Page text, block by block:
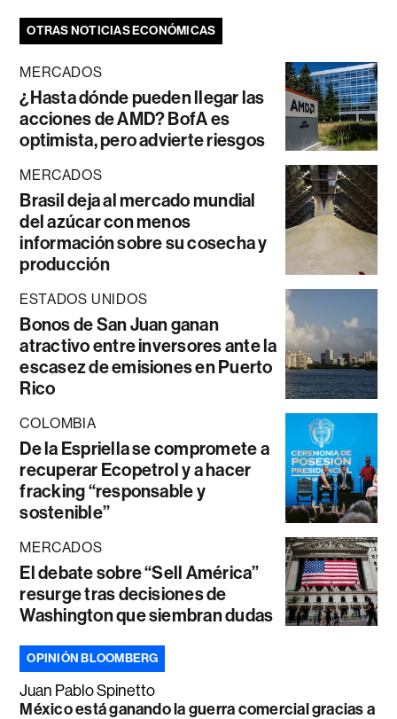
OTRAS NOTICIAS ECONÓMICAS
MERCADOS
¿Hasta dónde pueden llegar las
acciones de AMD? BofA es
optimista, pero advierte riesgos
MERCADOS
Brasil deja al mercado mundial
del azúcar con menos
información sobre su cosecha y
producción
ESTADOS UNIDOS
Bonos de San Juan ganan
atractivo entre inversores ante la
escasez de emisiones en Puerto
Rico
COLOMBIA
De la Espriella se compromete a
recuperar Ecopetrol y a hacer
fracking “responsable y
sostenible”
MERCADOS
El debate sobre “Sell América”
resurge tras decisiones de
Washington que siembran dudas
OPINIÓN BLOOMBERG
Juan Pablo Spinetto
México está ganando la guerra comercial gracias a